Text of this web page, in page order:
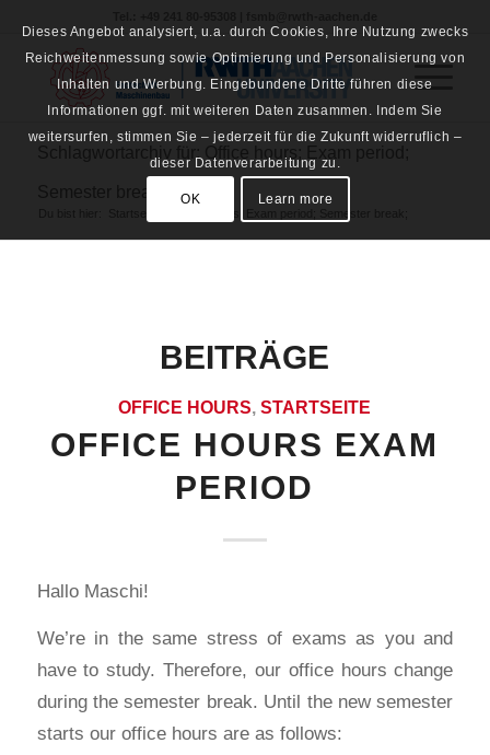
BEITRÄGE
OFFICE HOURS,STARTSEITE
OFFICE HOURS EXAM
PERIOD
Hallo Maschi!
We’re in the same stress of exams as you and
have to study. Therefore, our office hours change
during the semester break. Until the new semester
starts our office hours are as follows:
Dieses Angebot analysiert, u.a. durch Cookies, Ihre Nutzung zwecks
Reichweitenmessung sowie Optimierung und Personalisierung von
Inhalten und Werbung. Eingebundene Dritte führen diese
Informationen ggf. mit weiteren Daten zusammen. Indem Sie
weitersurfen, stimmen Sie – jederzeit für die Zukunft widerruflich –
dieser Datenverarbeitung zu.
OK Learn more